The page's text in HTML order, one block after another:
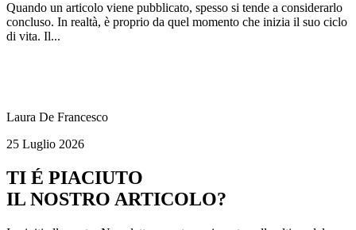
Quando un articolo viene pubblicato, spesso si tende a considerarlo
concluso. In realtà, è proprio da quel momento che inizia il suo ciclo
di vita. Il...
Laura De Francesco
25 Luglio 2026
TI É PIACIUTO
IL NOSTRO ARTICOLO?